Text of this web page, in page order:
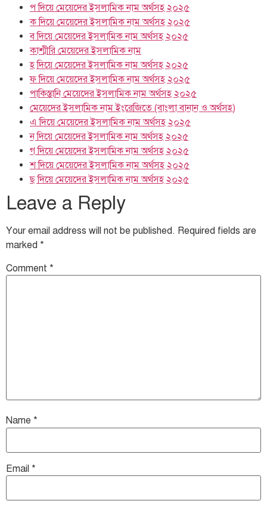
প দিয়ে মেয়েদের ইসলামিক নাম অর্থসহ ২০২৫
ক দিয়ে মেয়েদের ইসলামিক নাম অর্থসহ ২০২৫
ব দিয়ে মেয়েদের ইসলামিক নাম অর্থসহ ২০২৫
কাশ্মীরি মেয়েদের ইসলামিক নাম
হ দিয়ে মেয়েদের ইসলামিক নাম অর্থসহ ২০২৫
ফ দিয়ে মেয়েদের ইসলামিক নাম অর্থসহ ২০২৫
পাকিস্তানি মেয়েদের ইসলামিক নাম অর্থসহ ২০২৫
মেয়েদের ইসলামিক নাম ইংরেজিতে (বাংলা বানান ও অর্থসহ)
এ দিয়ে মেয়েদের ইসলামিক নাম অর্থসহ ২০২৫
ন দিয়ে মেয়েদের ইসলামিক নাম অর্থসহ ২০২৫
গ দিয়ে মেয়েদের ইসলামিক নাম অর্থসহ ২০২৫
শ দিয়ে মেয়েদের ইসলামিক নাম অর্থসহ ২০২৫
ছ দিয়ে মেয়েদের ইসলামিক নাম অর্থসহ ২০২৫
Leave a Reply
Your email address will not be published. Required fields are
marked *
Comment *
Name *
Email *